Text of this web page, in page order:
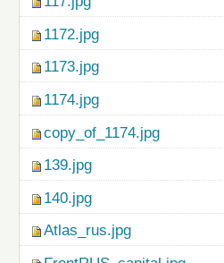
1172.jpg
1173.jpg
1174.jpg
copy_of_1174.jpg
139.jpg
140.jpg
Atlas_rus.jpg